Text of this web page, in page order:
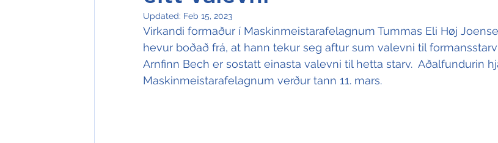
Updated: Feb 15, 2023
Virkandi formaður í Maskinmeistarafelagnum Tummas Eli Høj
hevur boðað frá, at hann tekur seg aftur sum valevni til
Arnfinn Bech er sostatt einasta valevni til hetta starv.  Aðalfundurin
Maskinmeistarafelagnum verður tann 11. mars.